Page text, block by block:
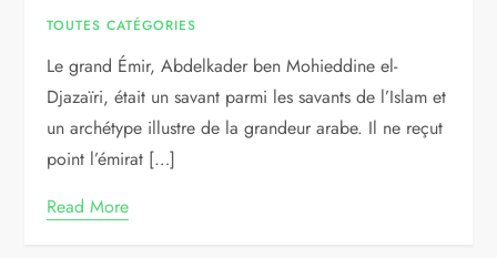
TOUTES CATÉGORIES
Le grand Émir, Abdelkader ben Mohieddine el-
Djazaïri, était un savant parmi les savants de l’Islam et
un archétype illustre de la grandeur arabe. Il ne reçut
point l’émirat […]
Read More